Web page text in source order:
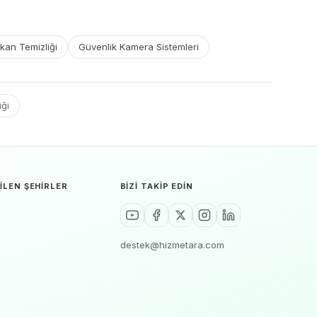
Temizliği Güvenlik Kamera Sistemleri
ŞEHIRLER BIZI TAKIP EDIN
destek@hizmetara.com